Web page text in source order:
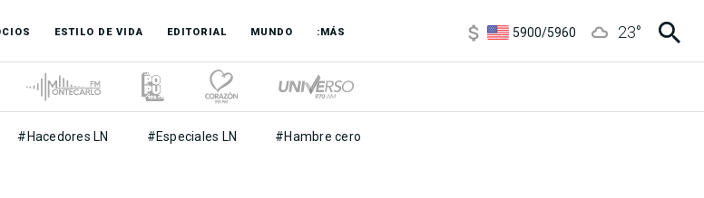
ESTILO DE VIDA EDITORIAL MUNDO :MÁS
5900/5960
23°
#Hacedores LN #Especiales LN #Hambre cero